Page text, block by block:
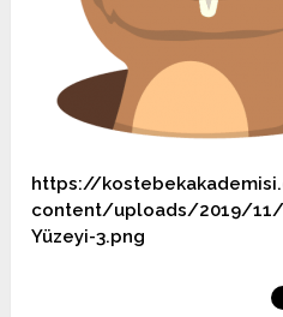
https://
content/uploads/2019/11/
Yüzeyi-3.png